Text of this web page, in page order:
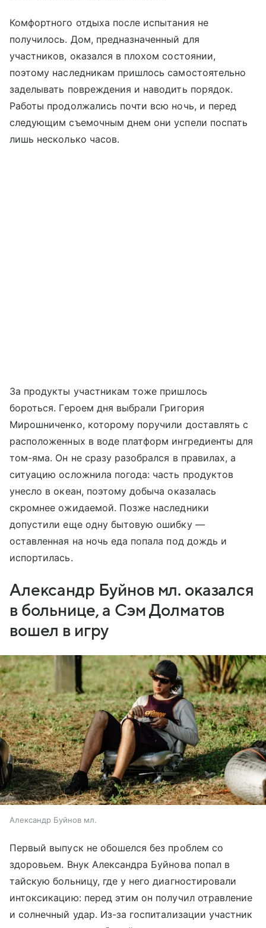
Комфортного отдыха после испытания не
получилось. Дом, предназначенный для
участников, оказался в плохом состоянии,
поэтому наследникам пришлось самостоятельно
заделывать повреждения и наводить порядок.
Работы продолжались почти всю ночь, и перед
следующим съемочным днем они успели поспать
лишь несколько часов.
За продукты участникам тоже пришлось
бороться. Героем дня выбрали Григория
Мирошниченко, которому поручили доставлять с
расположенных в воде платформ ингредиенты для
том-яма. Он не сразу разобрался в правилах, а
ситуацию осложнила погода: часть продуктов
унесло в океан, поэтому добыча оказалась
скромнее ожидаемой. Позже наследники
допустили еще одну бытовую ошибку —
оставленная на ночь еда попала под дождь и
испортилась.
Александр Буйнов мл. оказался
в больнице, а Сэм Долматов
вошел в игру
Александр Буйнов мл.
Первый выпуск не обошелся без проблем со
здоровьем. Внук Александра Буйнова попал в
тайскую больницу, где у него диагностировали
интоксикацию: перед этим он получил отравление
и солнечный удар. Из-за госпитализации участник